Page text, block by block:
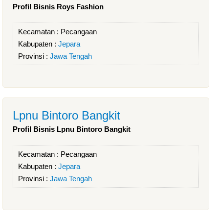
Profil Bisnis Roys Fashion
Kecamatan : Pecangaan
Kabupaten : Jepara
Provinsi : Jawa Tengah
Lpnu Bintoro Bangkit
Profil Bisnis Lpnu Bintoro Bangkit
Kecamatan : Pecangaan
Kabupaten : Jepara
Provinsi : Jawa Tengah